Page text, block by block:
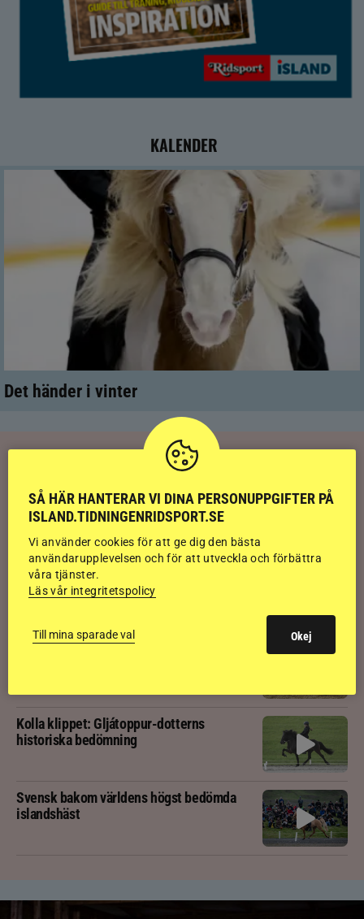
KALENDER
Det händer i vinter
RIDSPORT
Kolla klippet: Sju av nio stilpassmedaljer
till Sverige – se de tre guldloppen
Kolla klippet: Se ritten som gav guldläge
inför finalen
Kolla klippet: Svenskägda hingsten bäst
Kolla klippet: Gljátoppur-dotterns
historiska bedömning
Svensk bakom världens högst bedömda
islandshäst
SÅ HÄR HANTERAR VI DINA PERSONUPPGIFTER PÅ
ISLAND.TIDNINGENRIDSPORT.SE
Vi använder cookies för att ge dig den bästa
användarupplevelsen och för att utveckla och förbättra
våra tjänster.
Läs vår integritetspolicy
Till mina sparade val Okej